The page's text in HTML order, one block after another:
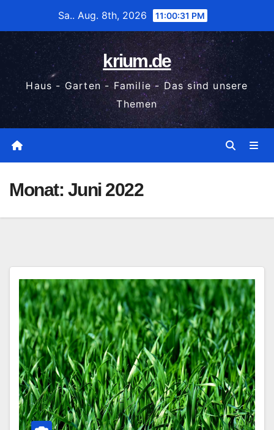
wechseln
Sa.. Aug. 8th, 2026 11:00:32 PM
krium.de
Haus - Garten - Familie - Das sind unsere
Themen
Monat: Juni 2022